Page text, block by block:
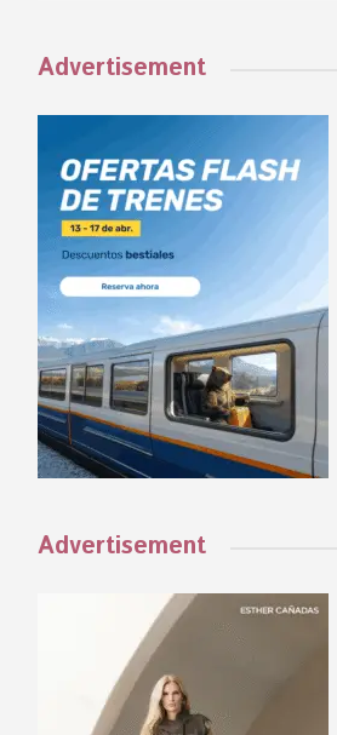
Advertisement
Advertisement